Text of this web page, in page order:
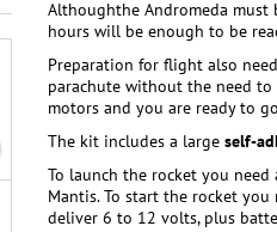
Althoughthe Andromeda
hours will be enough to be
Preparation for flight also
parachute without the need
motors and you are ready to
The kit includes a large self-
To launch the rocket you need
Mantis. To start the rocket
deliver 6 to 12 volts, plus